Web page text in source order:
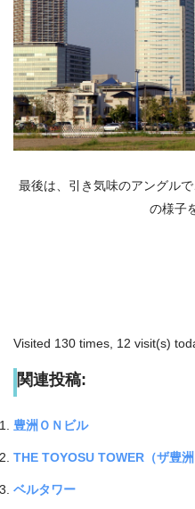
最後は、引き気味のアングル
の様子
Visited 130 times, 12 visit(s)
関連投稿:
豊洲ＯＮビル
THE TOYOSU TOWER（ザ豊洲
ベルタワー